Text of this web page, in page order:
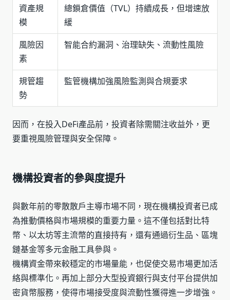
資產規
模
總鎖倉價值（TVL）持續成長，但增速放
緩
風險因
素
智能合約漏洞、治理缺失、流動性風險
規管趨
勢
監管機構加強風險監測與合規要求
因而，在投入DeFi產品前，投資者除需關注收益外，更
要重視風險管理與安全保障。
機構投資者的參與度提升
與數年前的零散散戶主導市場不同，現在機構投資者已成
為推動價格與市場規模的重要力量。這不僅包括對比特
幣、以太坊等主流幣的直接持有，還有通過衍生品、區塊
鏈基金等多元金融工具參與。
機構資金帶來較穩定的市場量能，也促使交易市場更加活
絡與標準化。再加上部分大型投資銀行與支付平台提供加
密貨幣服務，使得市場接受度與流動性獲得進一步增強。